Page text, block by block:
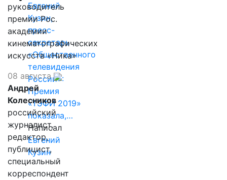
Евгений
Кузин,
пресс-
секретарь
«Общественного
телевидения
России»:
Премия
«ТЭФИ 2019»
показала,…
Написал
Евгений
Кузин
руководитель
премии Рос.
академии
кинематографических
искусств «Ника»
08 августа
Андрей
Колесников
российский
журналист,
редактор,
публицист,
специальный
корреспондент